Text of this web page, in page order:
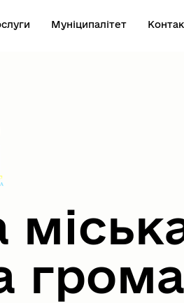
Муніципалітет